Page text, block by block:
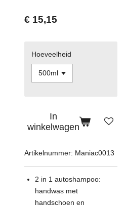
€ 15,15
Hoeveelheid
In
winkelwagen
Artikelnummer: Maniac0013
2 in 1 autoshampoo:
handwas met
handschoen en